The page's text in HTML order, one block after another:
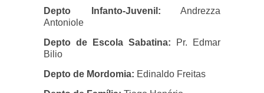
Depto Infanto-Juvenil: Andrezza
Antoniole
Depto de Escola Sabatina:
Pr. Edmar
Bilio
Depto de Mordomia: Edinaldo Freitas